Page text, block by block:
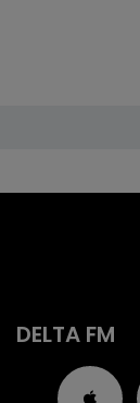
DELTA FM